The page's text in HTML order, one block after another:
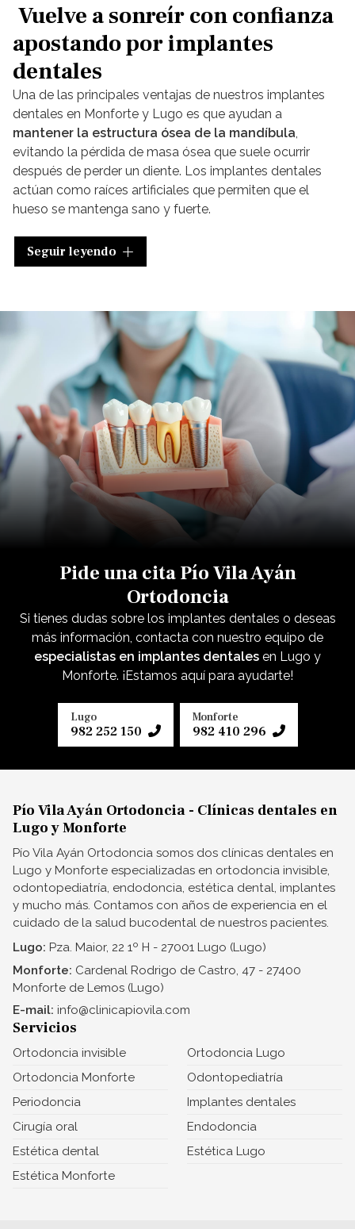
Vuelve a sonreír con confianza
apostando por implantes
dentales
Una de las principales ventajas de nuestros implantes
dentales en Monforte y Lugo es que ayudan a
mantener la estructura ósea de la mandíbula,
evitando la pérdida de masa ósea que suele ocurrir
después de perder un diente. Los implantes dentales
actúan como raíces artificiales que permiten que el
hueso se mantenga sano y fuerte.
Otra razón es que son altamente recomendados como
alternativa a los puentes dentales
significa que no es necesario desgastar piezas sanas
para colocarlos.
Seguir leyendo
Pide una cita Pío Vila Ayán
Ortodoncia
Si tienes dudas sobre los implantes dentales o deseas
más información, contacta con nuestro equipo de
especialistas en implantes dentales en Lugo y
Monforte. ¡Estamos aquí para ayudarte!
Lugo
982 252 150
Monforte
982 410 296
Pío Vila Ayán Ortodoncia - Clínicas dentales en
Lugo y Monforte
Pío Vila Ayán Ortodoncia somos dos clínicas dentales en
Lugo y Monforte especializadas en ortodoncia invisible,
odontopediatría, endodoncia, estética dental, implantes
y mucho más. Contamos con años de experiencia en el
cuidado de la salud bucodental de nuestros pacientes.
Lugo: Pza. Maior, 22 1º H - 27001 Lugo (Lugo)
Monforte: Cardenal Rodrigo de Castro, 47 - 27400
Monforte de Lemos (Lugo)
E-mail: info@clinicapiovila.com
Servicios
Ortodoncia invisible
Ortodoncia Lugo
Ortodoncia Monforte
Odontopediatría
Periodoncia
Implantes dentales
Cirugía oral
Endodoncia
Estética dental
Estética Lugo
Estética Monforte